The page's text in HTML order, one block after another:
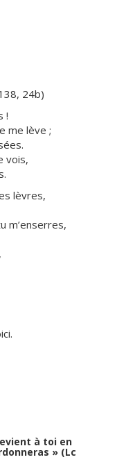
24b)
!
me lève ;
vois,
lèvres,
m’enserres,
à toi en
» (Lc